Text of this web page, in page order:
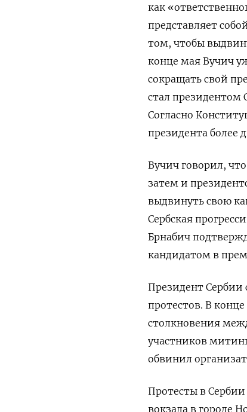
как
представляет
том, чтобы
конце мая Вучич
сокращать свой
стал президентом
Согласно
президента более
Вучич говорил,
затем и
выдвинуть свою
Сербская
Брнабич
кандидатом в
Президент Сербии
протестов. В
столкновения
участников
обвинил
Протесты в
вокзала в городе